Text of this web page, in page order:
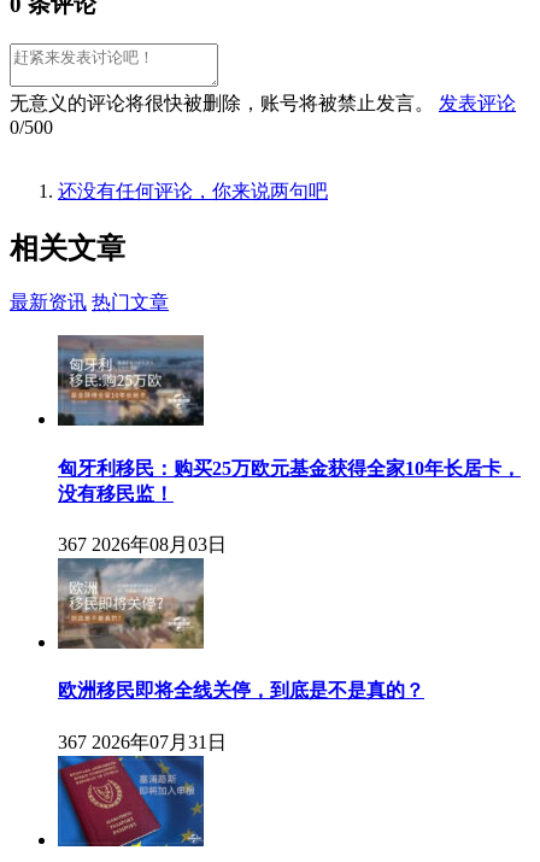
无意义的评论将很快被删除，账号将被禁止发言。
发表评论
0/500
还没有任何评论，你来说两句吧
相关文章
最新资讯 热门文章
匈牙利移民：购买25万欧元基金获得全家10年长居卡，
没有移民监！
367 2026年08月03日
欧洲移民即将全线关停，到底是不是真的？
367 2026年07月31日